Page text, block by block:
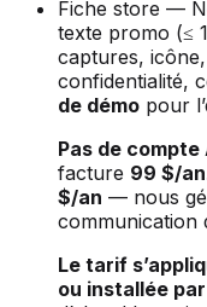
Fiche store —
texte promo (≤
captures,
confidentialité,
de démo pour
Pas de
facture 99 $/an
$/an — nous
communication
Le tarif
ou installée